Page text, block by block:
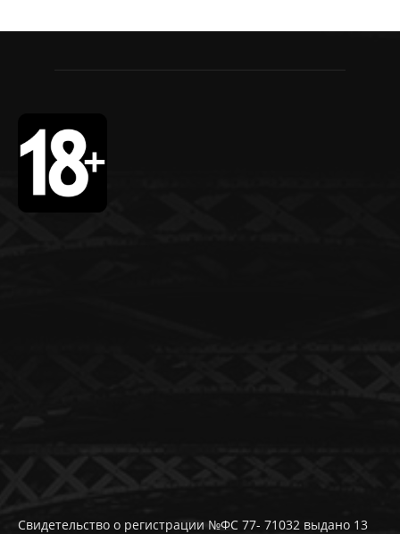
Свидетельство о регистрации №ФС 77- 71032 выдано 13